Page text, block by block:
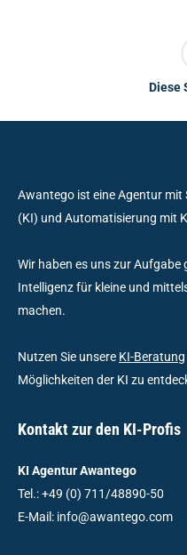
Diese
Awantego ist eine Agentur
(KI) und Automatisierung mit
Wir haben es uns zur
Intelligenz für kleine und
machen.
Nutzen Sie unsere KI-Beratung
Möglichkeiten der KI zu
Kontakt zur den KI-Profis
KI Agentur Awantego
Tel.: +49 (0) 711/48890-50
E-Mail: info@awantego.com